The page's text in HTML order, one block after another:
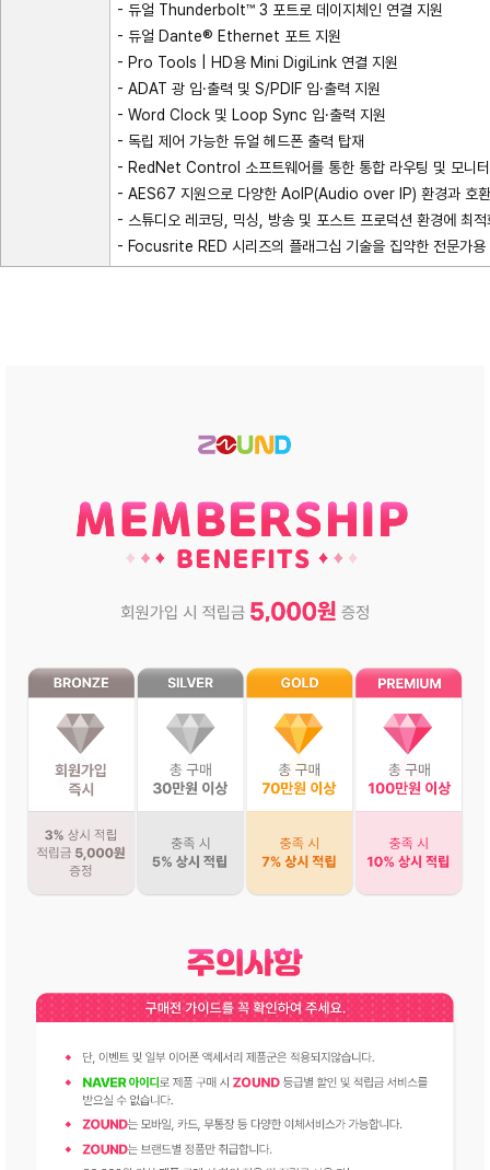
- 듀얼 Thunderbolt™ 3 포트로 데이지체인 연결 지원
- 듀얼 Dante® Ethernet 포트 지원
- Pro Tools | HD용 Mini DigiLink 연결 지원
- ADAT 광 입·출력 및 S/PDIF 입·출력 지원
- Word Clock 및 Loop Sync 입·출력 지원
- 독립 제어 가능한 듀얼 헤드폰 출력 탑재
- RedNet Control 소프트웨어를 통한 통합 라우팅 및 모니
- AES67 지원으로 다양한 AoIP(Audio over IP) 환경과 호
- 스튜디오 레코딩, 믹싱, 방송 및 포스트 프로덕션 환경에 최적
- Focusrite RED 시리즈의 플래그십 기술을 집약한 전문가용